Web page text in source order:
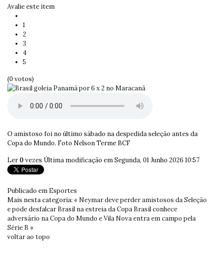
Avalie este item
1
2
3
4
5
(0 votos)
O amistoso foi no último sábado na despedida seleção antes da
Copa do Mundo. Foto Nelson Terme BCF
Ler0 vezes Última modificação em Segunda, 01 Junho 2026 10:57
Publicado em Esportes
Mais nesta categoria: « Neymar deve perder amistosos da Seleção
e pode desfalcar Brasil na estreia da Copa Brasil conhece
adversário na Copa do Mundo e Vila Nova entra em campo pela
Série B »
voltar ao topo